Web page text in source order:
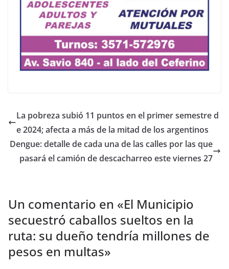
La pobreza subió 11 puntos en el primer semestre d
e 2024; afecta a más de la mitad de los argentinos
Dengue: detalle de cada una de las calles por las que
pasará el camión de descacharreo este viernes 27
Un comentario en «El Municipio
secuestró caballos sueltos en la
ruta: su dueño tendría millones de
pesos en multas»